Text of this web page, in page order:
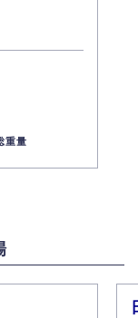
重量